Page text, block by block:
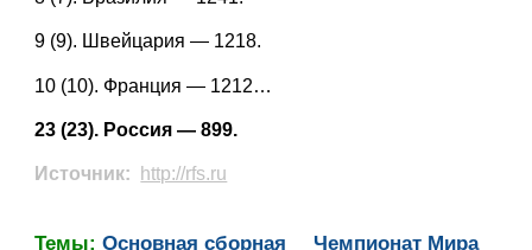
9 (9). Швейцария — 1218.
10 (10). Франция — 1212…
23 (23). Россия — 899.
Источник: http://rfs.ru
Темы:Основная сборная Чемпионат Мира